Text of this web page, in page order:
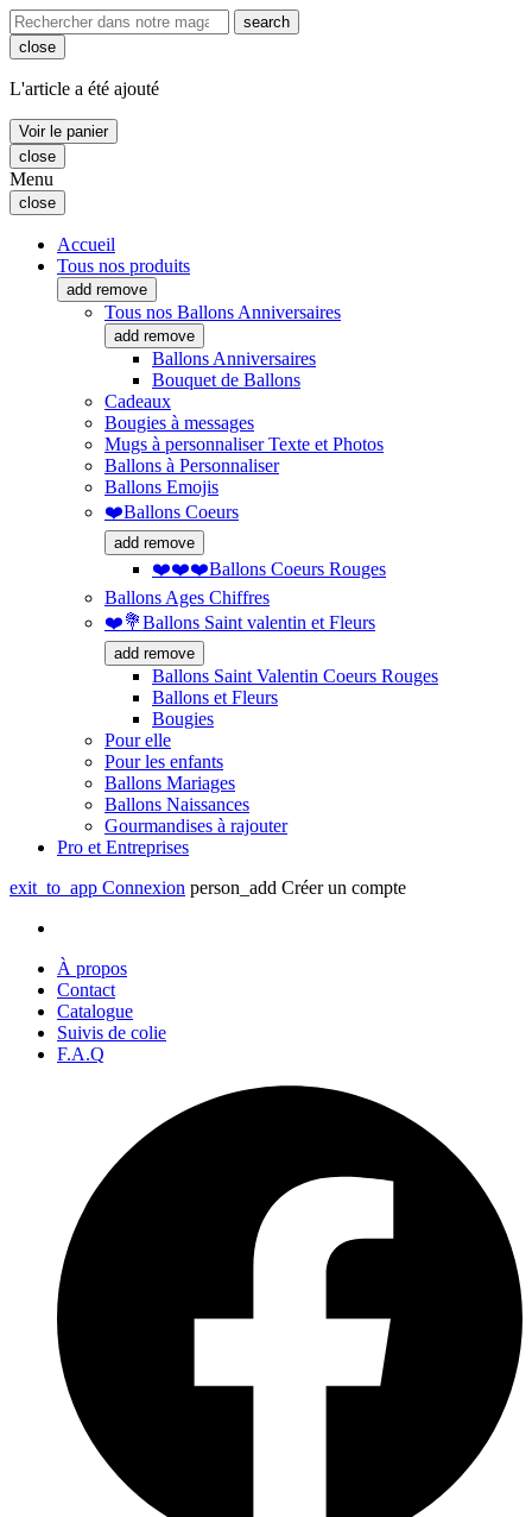
search
close
L'article a été ajouté
Voir le panier
close
Menu
close
Accueil
Tous nos produits
add remove
Tous nos Ballons Anniversaires
add remove
Ballons Anniversaires
Bouquet de Ballons
Cadeaux
Bougies à messages
Mugs à personnaliser Texte et Photos
Ballons à Personnaliser
Ballons Emojis
❤️Ballons Coeurs
add remove
❤️❤️❤️Ballons Coeurs Rouges
Ballons Ages Chiffres
❤️💐Ballons Saint valentin et Fleurs
add remove
Ballons Saint Valentin Coeurs Rouges
Ballons et Fleurs
Bougies
Pour elle
Pour les enfants
Ballons Mariages
Ballons Naissances
Gourmandises à rajouter
Pro et Entreprises
exit_to_app Connexion person_add Créer un compte
À propos
Contact
Catalogue
Suivis de colie
F.A.Q